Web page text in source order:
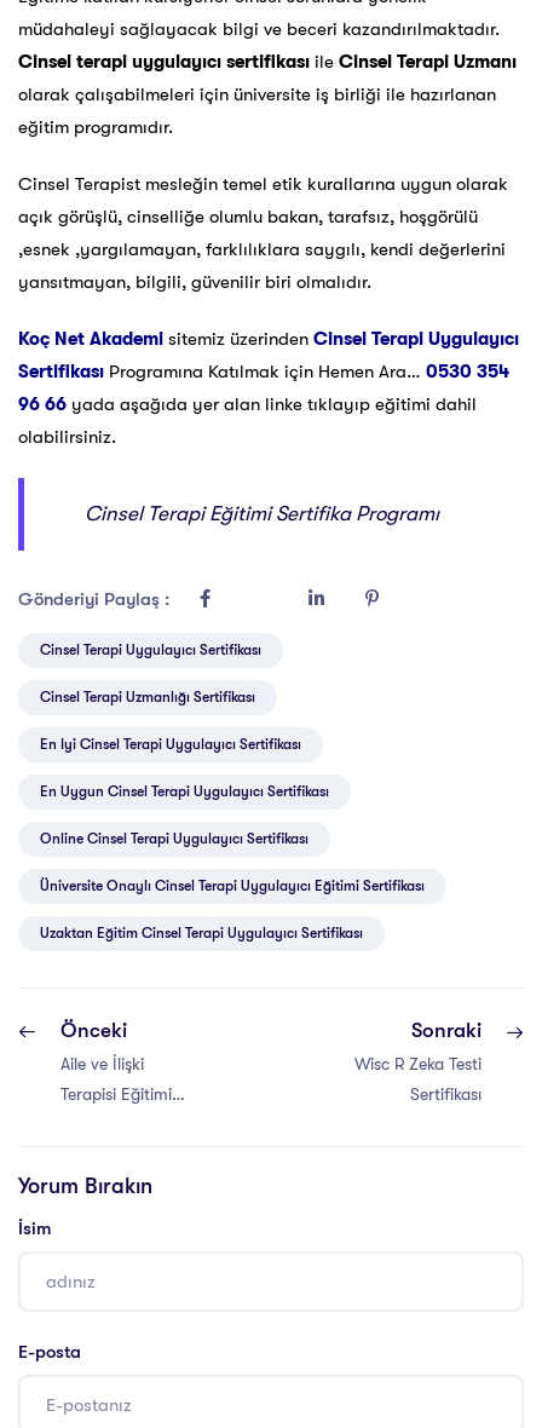
müdahaleyi sağlayacak bilgi ve beceri kazandırılmaktadır.
Cinsel terapi uygulayıcı sertifikası ile Cinsel Terapi Uzmanı
olarak çalışabilmeleri için üniversite iş birliği ile hazırlanan
eğitim programıdır.
Cinsel Terapist mesleğin temel etik kurallarına uygun olarak
açık görüşlü, cinselliğe olumlu bakan, tarafsız, hoşgörülü
,esnek ,yargılamayan, farklılıklara saygılı, kendi değerlerini
yansıtmayan, bilgili, güvenilir biri olmalıdır.
Koç Net Akademi sitemiz üzerinden Cinsel Terapi Uygulayıcı
Sertifikası Programına Katılmak için Hemen Ara… 0530 354
96 66 yada aşağıda yer alan linke tıklayıp eğitimi dahil
olabilirsiniz.
Cinsel Terapi Eğitimi Sertifika Programı
Gönderiyi Paylaş :
Cinsel Terapi Uygulayıcı Sertifikası
Cinsel Terapi Uzmanlığı Sertifikası
En Iyi Cinsel Terapi Uygulayıcı Sertifikası
En Uygun Cinsel Terapi Uygulayıcı Sertifikası
Online Cinsel Terapi Uygulayıcı Sertifikası
Üniversite Onaylı Cinsel Terapi Uygulayıcı Eğitimi Sertifikası
Uzaktan Eğitim Cinsel Terapi Uygulayıcı Sertifikası
Önceki
Aile ve İlişki
Terapisi Eğitimi
Sonraki
Wisc R Zeka Testi
Sertifikası
Yorum Bırakın
İsim
E-posta